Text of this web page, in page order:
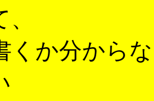
くか分から